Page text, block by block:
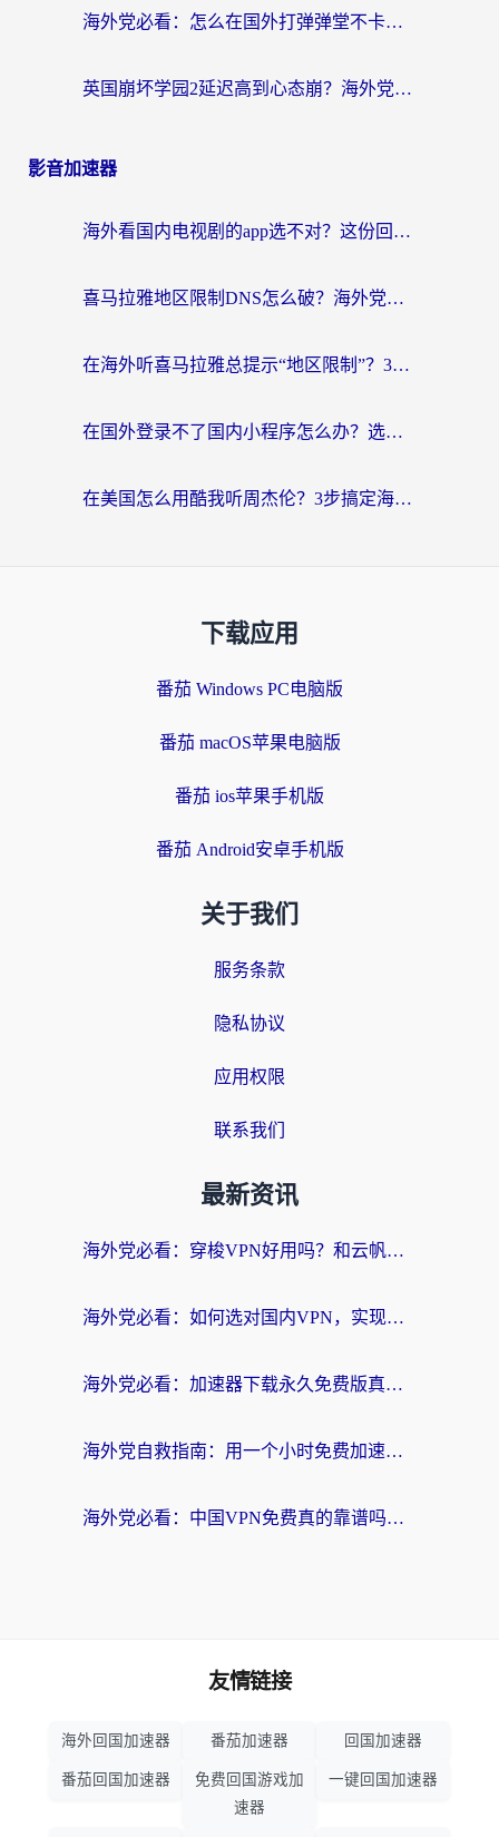
海外党必看：怎么在国外打弹弹堂不卡？番茄加速器亲测指南
英国崩坏学园2延迟高到心态崩？海外党国服游戏加速终极指南
影音加速器
海外看国内电视剧的app选不对？这份回国加速器避坑指南帮你流畅追剧
喜马拉雅地区限制DNS怎么破？海外党听国内音乐听书的终极解决方案
在海外听喜马拉雅总提示“地区限制”？3步轻松解除+听国内音乐全攻略
在国外登录不了国内小程序怎么办？选对回国加速器，轻松解锁国内资源
在美国怎么用酷我听周杰伦？3步搞定海外听歌难题
下载应用
番茄 Windows PC电脑版
番茄 macOS苹果电脑版
番茄 ios苹果手机版
番茄 Android安卓手机版
关于我们
服务条款
隐私协议
应用权限
联系我们
最新资讯
海外党必看：穿梭VPN好用吗？和云帆VPN对比哪个回国效果更好？附真实测评+避坑指南
海外党必看：如何选对国内VPN，实现无缝访问国内资源？
海外党必看：加速器下载永久免费版真的存在吗？教你无缝访问国内资源的正确姿势
海外党自救指南：用一个小时免费加速器，轻松打破国内资源访问壁垒？
海外党必看：中国VPN免费真的靠谱吗？手把手教你选对回国加速器
友情链接
海外回国加速器 番茄加速器 回国加速器
番茄回国加速器
免费回国游戏加
速器
一键回国加速器